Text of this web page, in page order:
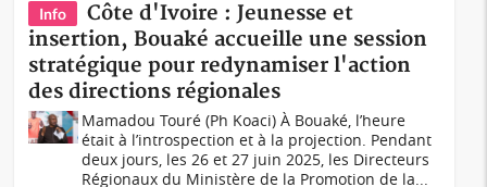
Info
Côte d'Ivoire : Jeunesse et
insertion, Bouaké accueille une session
stratégique pour redynamiser l'action
des directions régionales
Mamadou Touré (Ph Koaci) À Bouaké, l’heure
était à l’introspection et à la projection. Pendant
deux jours, les 26 et 27 juin 2025, les Directeurs
Régionaux du Ministère de la Promotion de la...